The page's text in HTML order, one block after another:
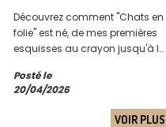
Découvrez comment "Chats en
folie" est né, de mes premières
esquisses au crayon jusqu'à la
diagramme à la souris. Un
voyage au cœur de mon
Posté le
20/04/2026
VOIR PLUS